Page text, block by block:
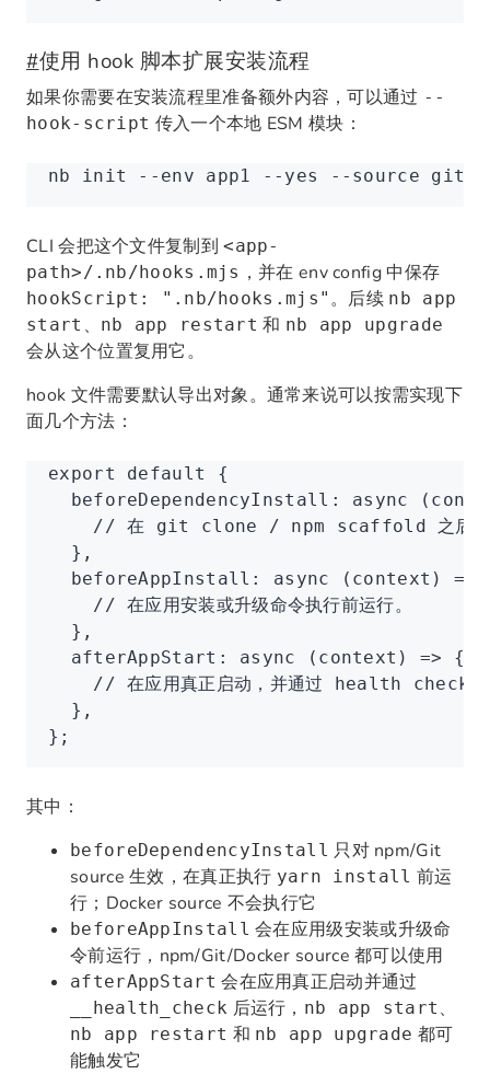
#使用 hook 脚本扩展安装流程
如果你需要在安装流程里准备额外内容，可以通过 --
hook-script 传入一个本地 ESM 模块：
nb init --env app1 --yes --source git
CLI 会把这个文件复制到<app-
path>/.nb/hooks.mjs ，并在 env config 中保存
hookScript: ".nb/hooks.mjs" 。后续 nb app
start 、 nb app restart 和 nb app upgrade
会从这个位置复用它。
hook 文件需要默认导出对象。通常来说可以按需实现下
面几个方法：
export default
{
  beforeDependencyInstall
: async
// 在 git clone / npm scaffold 之后
  }
,
  beforeAppInstall
: async (context) =>
    // 在应用安装或升级命令执行前运行。
  }
,
  afterAppStart
: async (context) => {
// 在应用真正启动，并通过 health check
  }
,
};
其中：
beforeDependencyInstall 只对 npm/Git
source 生效，在真正执行 yarn install 前运
行；Docker source 不会执行它
beforeAppInstall 会在应用级安装或升级命
令前运行，npm/Git/Docker source 都可以使用
afterAppStart 会在应用真正启动并通过
__health_check 后运行， nb app start 、
nb app restart 和 nb app upgrade 都可
能触发它